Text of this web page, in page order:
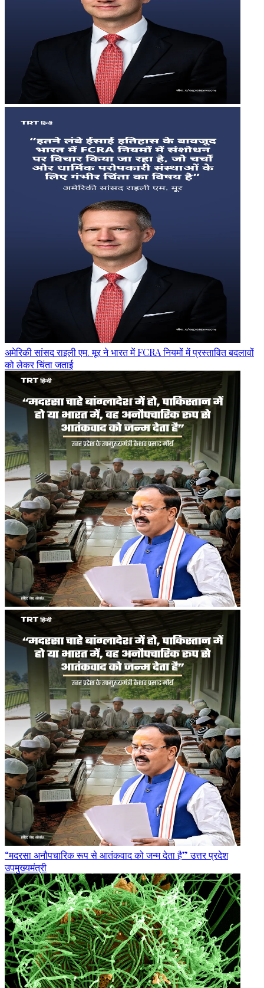
अमेरिकी सांसद राइली एम. मूर ने भारत में FCRA नियमों में प्रस्तावित बदलावों
को लेकर चिंता जताई
“मदरसा अनौपचारिक रूप से आतंकवाद को जन्म देता है” उत्तर प्रदेश
उपमुख्यमंत्री